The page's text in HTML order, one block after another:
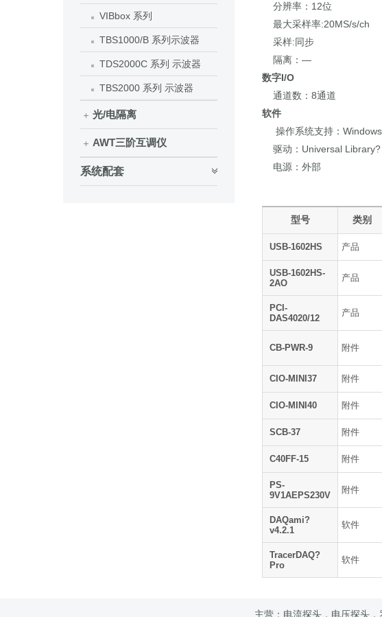
分辨率：12位
最大采样率:20MS/s/ch
采样:同步
隔离：—
数字I/O
通道数：8通道
软件
操作系统支持：Windows
驱动：Universal Library?
电源：外部
型号 类别
USB-1602HS 产品
USB-1602HS-
2AO
产品
PCI-
DAS4020/12
产品
CB-PWR-9 附件
CIO-MINI37 附件
CIO-MINI40 附件
SCB-37 附件
C40FF-15 附件
PS-
9V1AEPS230V
附件
DAQami?
v4.2.1
软件
TracerDAQ?
Pro
软件
VIBbox 系列
TBS1000/B 系列示波器
TDS2000C 系列 示波器
TBS2000 系列 示波器
光/电隔离
AWT三阶互调仪
系统配套
主营：电流探头，电压探头